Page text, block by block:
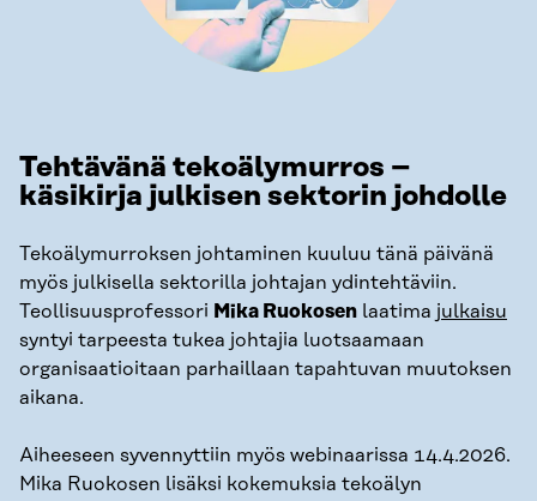
Tehtävänä tekoälymurros –
käsikirja julkisen sektorin johdolle
Tekoälymurroksen johtaminen kuuluu tänä päivänä
myös julkisella sektorilla johtajan ydintehtäviin.
Teollisuusprofessori Mika Ruokosen laatima julkaisu
syntyi tarpeesta tukea johtajia luotsaamaan
organisaatioitaan parhaillaan tapahtuvan muutoksen
aikana.
Aiheeseen syvennyttiin myös webinaarissa 14.4.2026.
Mika Ruokosen lisäksi kokemuksia tekoälyn